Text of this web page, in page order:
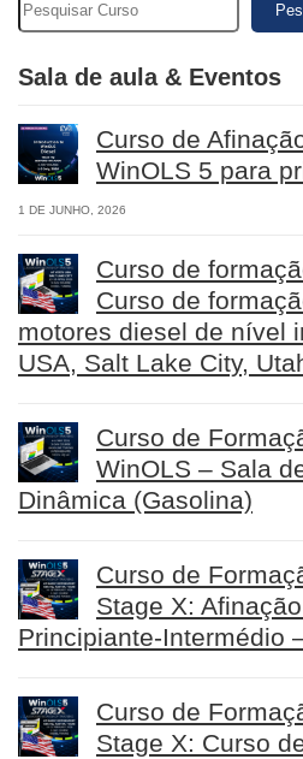
Sala de aula & Eventos
Curso de
WinOLS 5 para
1 DE JUNHO, 2026
Curso de
Curso de
motores diesel de nível
USA, Salt Lake City,
Curso de
WinOLS – Sala
Dinâmica (Gasolina)
Curso de
Stage X:
Principiante-Intermédio
Curso de
Stage X: Curso